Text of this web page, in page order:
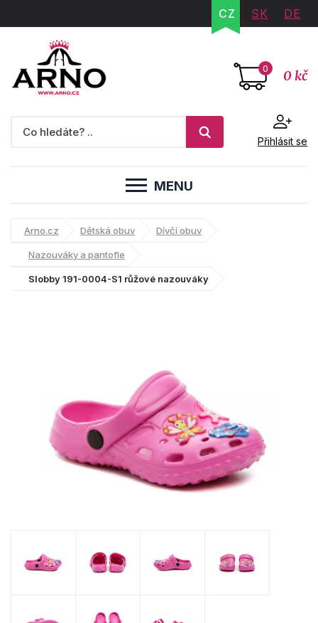
CZ SK DE
0 0 kč
Přihlásit se
MENU
Arno.cz Dětská obuv Dívčí obuv
Nazouváky a pantofle
Slobby 191-0004-S1 růžové nazouváky